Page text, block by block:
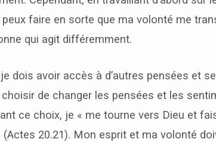
faire en sorte que ma volonté me
qui agit différemment.
dois avoir accès à d’autres pensées et
de changer les pensées et les
ce choix, je « me tourne vers Dieu et
(Actes 20.21). Mon esprit et ma volonté